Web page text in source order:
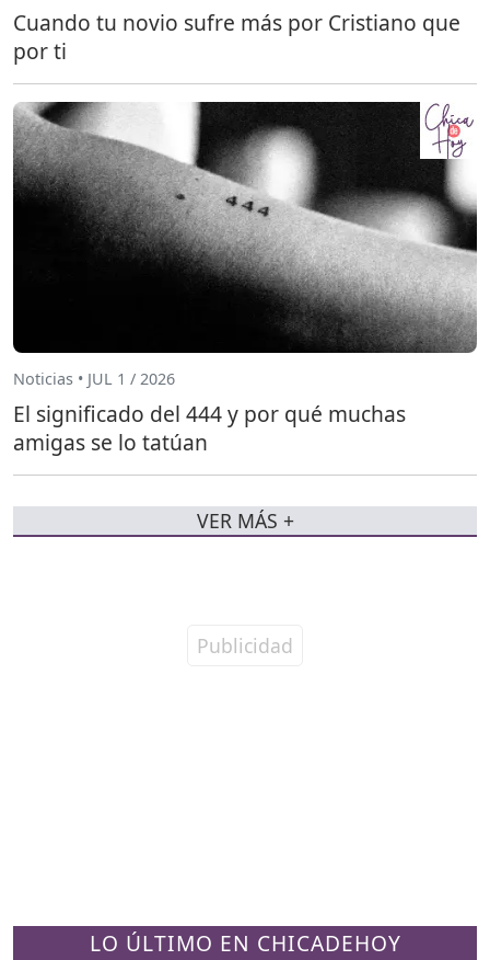
LO ÚLTIMO EN CHICADEHOY
Cuando tu novio sufre más por Cristiano que
por ti
Noticias • JUL 1 / 2026
El significado del 444 y por qué muchas
amigas se lo tatúan
VER MÁS +